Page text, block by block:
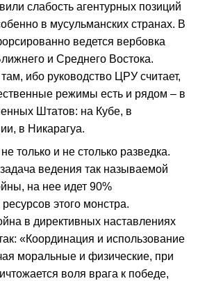
слабость агентурных позиций
в мусульманских странах. В
ведется вербовка
и Среднего Востока.
ибо руководство ЦРУ считает,
режимы есть и рядом – в
Штатов: на Кубе, в
в Никарагуа.
только и не столько разведка.
ведения так называемой
на нее идет 90%
этого монстра.
в директивных наставлениях
«Координация и использование
моральные и физические, при
воля врага к победе,